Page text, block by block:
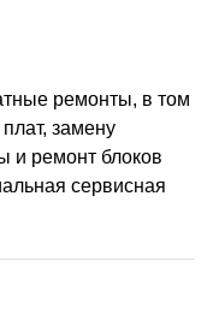
ремонты, в том
замену
и ремонт блоков
сервисная